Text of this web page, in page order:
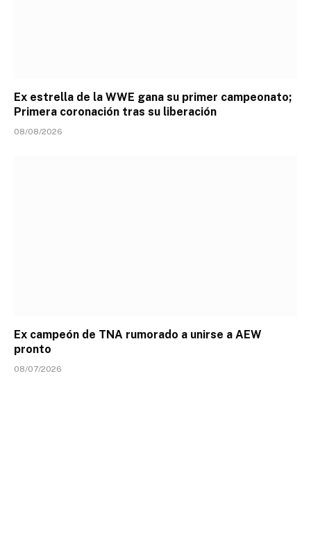
Ex estrella de la WWE gana su primer campeonato;
Primera coronación tras su liberación
08/08/2026
Ex campeón de TNA rumorado a unirse a AEW
pronto
08/07/2026